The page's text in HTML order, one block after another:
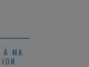
À MA